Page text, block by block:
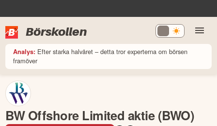
Börskollen
Analys: Efter starka halvåret – detta tror experterna om börsen
framöver
BW Offshore Limited aktie (BWO)